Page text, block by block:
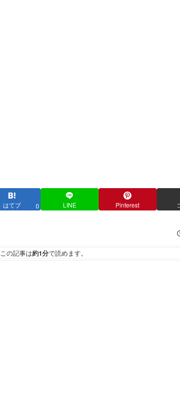
はてブ 0 LINE Pinterest
この記事は約1分で読めます。